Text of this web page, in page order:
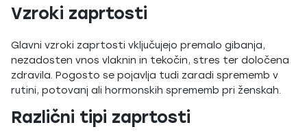
Vzroki zaprtosti
Glavni vzroki zaprtosti vključujejo premalo gibanja,
nezadosten vnos vlaknin in tekočin, stres ter določena
zdravila. Pogosto se pojavlja tudi zaradi sprememb v
rutini, potovanj ali hormonskih sprememb pri ženskah.
Različni tipi zaprtosti